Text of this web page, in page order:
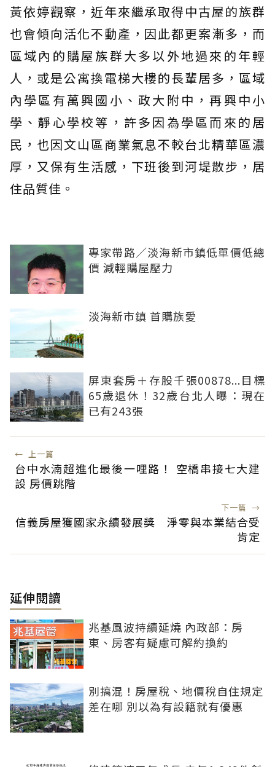
黃依婷觀察，近年來繼承取得中古屋的族群
也會傾向活化不動產，因此都更案漸多，而
區域內的購屋族群大多以外地過來的年輕
人，或是公寓換電梯大樓的長輩居多，區域
內學區有萬興國小、政大附中，再興中小
學、靜心學校等，許多因為學區而來的居
民，也因文山區商業氣息不較台北精華區濃
厚，又保有生活感，下班後到河堤散步，居
住品質佳。
專家帶路／淡海新市鎮低單價低總
價 減輕購屋壓力
淡海新市鎮 首購族愛
屏東套房＋存股千張00878...目標
65歲退休！32歲台北人曝：現在
已有243張
← 上一篇
台中水湳超進化最後一哩路！ 空橋串接七大建
設 房價跳階
下一篇 →
信義房屋獲國家永續發展獎 淨零與本業結合受
肯定
延伸閱讀
兆基風波持續延燒 內政部：房
東、房客有疑慮可解約換約
別搞混！房屋稅、地價稅自住規定
差在哪 別以為有設籍就有優惠